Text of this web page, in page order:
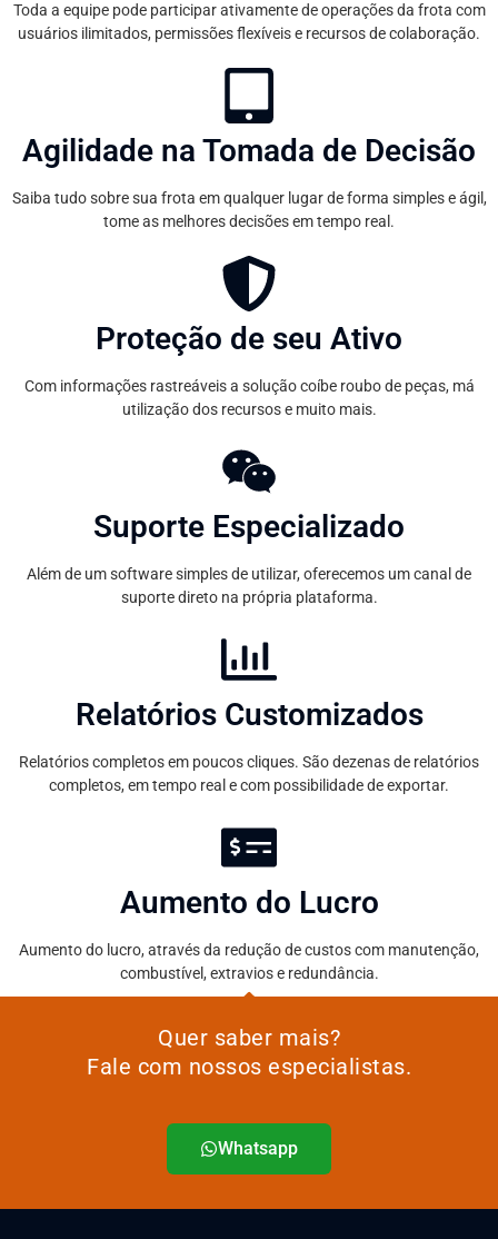
Toda a equipe pode participar ativamente de operações da frota com
usuários ilimitados, permissões flexíveis e recursos de colaboração.
Agilidade na Tomada de Decisão
Saiba tudo sobre sua frota em qualquer lugar de forma simples e ágil,
tome as melhores decisões em tempo real.
Proteção de seu Ativo
Com informações rastreáveis a solução coíbe roubo de peças, má
utilização dos recursos e muito mais.
Suporte Especializado
Além de um software simples de utilizar, oferecemos um canal de
suporte direto na própria plataforma.
Relatórios Customizados
Relatórios completos em poucos cliques. São dezenas de relatórios
completos, em tempo real e com possibilidade de exportar.
Aumento do Lucro
Aumento do lucro, através da redução de custos com manutenção,
combustível, extravios e redundância.
Quer saber mais?
Fale com nossos especialistas.
Whatsapp